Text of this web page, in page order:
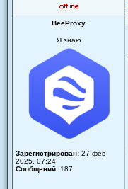
BeeProxy
Я знаю
Зарегистрирован: 27 фев
2025, 07:24
Сообщений: 187